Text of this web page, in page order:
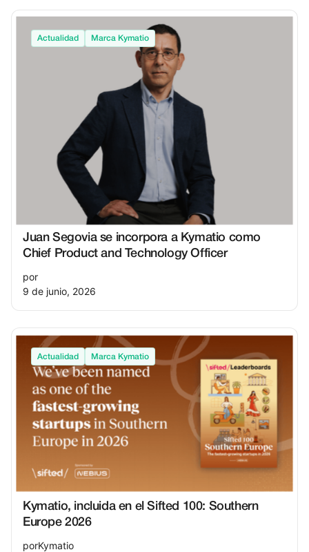
Actualidad Marca Kymatio
Juan Segovia se incorpora a Kymatio como
Chief Product and Technology Officer
por
9 de junio, 2026
Actualidad Marca Kymatio
Kymatio, incluida en el Sifted 100: Southern
Europe 2026
porKymatio